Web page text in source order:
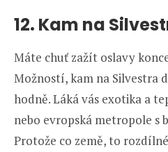
12. Kam na
Máte chuť zažít oslavy
Možností, kam na Silvestra
hodně. Láká vás exotika a
nebo evropská metropole s
Protože co země, to